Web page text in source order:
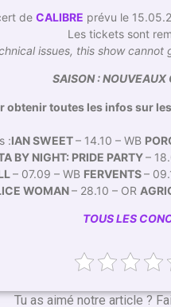
de CALIBRE prévu le
Les tickets sont
issues, this show
SAISON : NOUVEAUX
obtenir toutes les infos sur
:IAN SWEET– 14.10 – WB
BY NIGHT: PRIDE PARTY–
– 07.09 – WB FERVENTS–
WOMAN– 28.10 – OR
TOUS LES
Tu as aimé notre article ?